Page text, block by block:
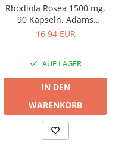
Rhodiola Rosea 1500 mg,
90 Kapseln, Adams
Supplements
16,94 EUR
AUF LAGER
IN DEN
WARENKORB